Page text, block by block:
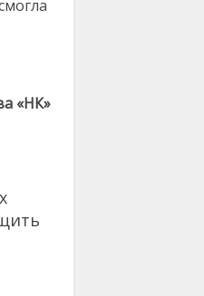
«НК»